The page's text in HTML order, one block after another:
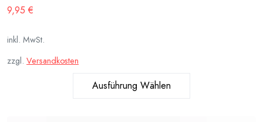
9,95 €
inkl. MwSt.
zzgl. Versandkosten
Ausführung Wählen